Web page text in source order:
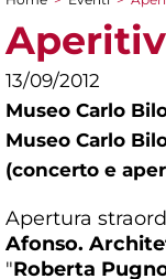
Tu sei qui
13/09/2012
Museo Carlo
Museo Carlo
(concerto e
Apertura
Afonso.
"Roberta